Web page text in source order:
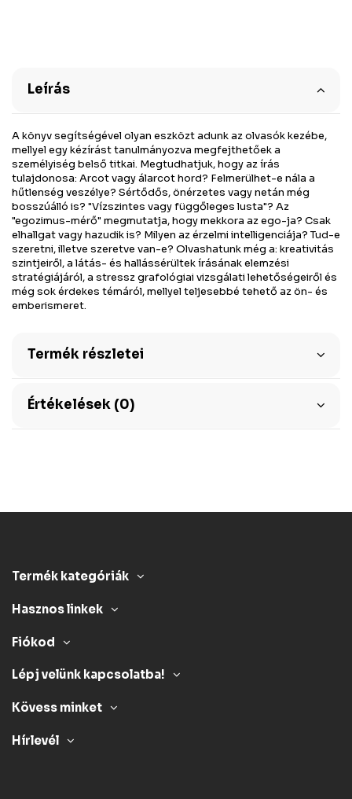
Leírás
A könyv segítségével olyan eszközt adunk az olvasók kezébe,
mellyel egy kézírást tanulmányozva megfejthetőek a
személyiség belső titkai. Megtudhatjuk, hogy az írás
tulajdonosa: Arcot vagy álarcot hord? Felmerülhet-e nála a
hűtlenség veszélye? Sértődős, önérzetes vagy netán még
bosszúálló is? "Vízszintes vagy függőleges lusta"? Az
"egozimus-mérő" megmutatja, hogy mekkora az ego-ja? Csak
elhallgat vagy hazudik is? Milyen az érzelmi intelligenciája? Tud-e
szeretni, illetve szeretve van-e? Olvashatunk még a: kreativitás
szintjeiről, a látás- és hallássérültek írásának elemzési
stratégiájáról, a stressz grafológiai vizsgálati lehetőségeiről és
még sok érdekes témáról, mellyel teljesebbé tehető az ön- és
emberismeret.
Termék részletei
Értékelések (0)
Termék kategóriák
Hasznos linkek
Fiókod
Lépj velünk kapcsolatba!
Kövess minket
Hírlevél